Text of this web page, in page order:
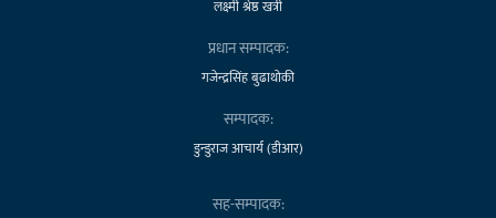
लक्ष्मी श्रेष्ठ खत्री
प्रधान सम्पादक:
गजेन्द्रसिंह बुढाथोकी
सम्पादक:
डुन्डुराज आचार्य (डीआर)
सह-सम्पादक: